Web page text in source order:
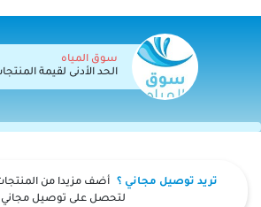
سوق المياه
الحد الأدنى لقيمة المنتجات 39
تريد توصيل مجاني ؟ أضف مزيدا من
لتحصل على توصيل مجاني